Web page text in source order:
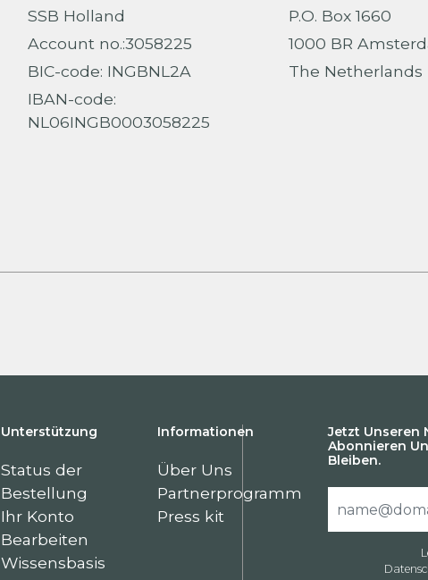
SSB Holland
Account no.:3058225
BIC-code: INGBNL2A
IBAN-code:
NL06INGB0003058225
P.O. Box 1660
1000 BR
The Netherlands
Unterstützung
Status der
Bestellung
Ihr Konto
Bearbeiten
Wissensbasis
Informationen
Über Uns
Partnerprogramm
Press kit
Jetzt Unseren
Abonnieren
Bleiben.